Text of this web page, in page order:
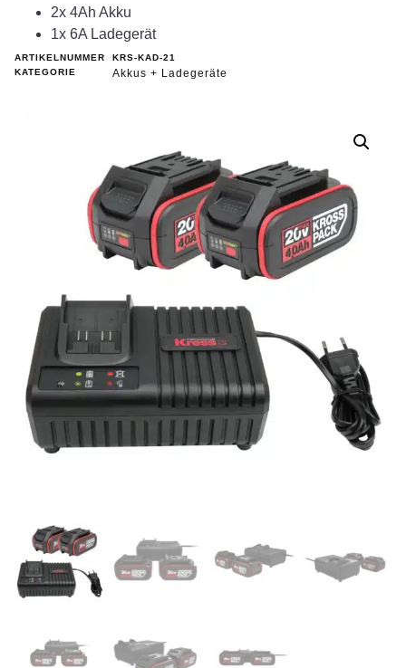
2x 4Ah Akku
1x 6A Ladegerät
ARTIKELNUMMER
KRS-KAD-21
KATEGORIE
Akkus + Ladegeräte